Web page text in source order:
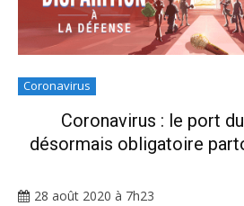
Coronavirus
Coronavirus : le port
désormais obligatoire
28 août 2020 à 7h23